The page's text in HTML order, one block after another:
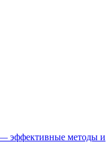
эффективные методы и